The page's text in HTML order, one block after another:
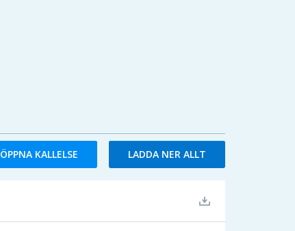
ÖPPNA KALLELSE LADDA NER ALLT